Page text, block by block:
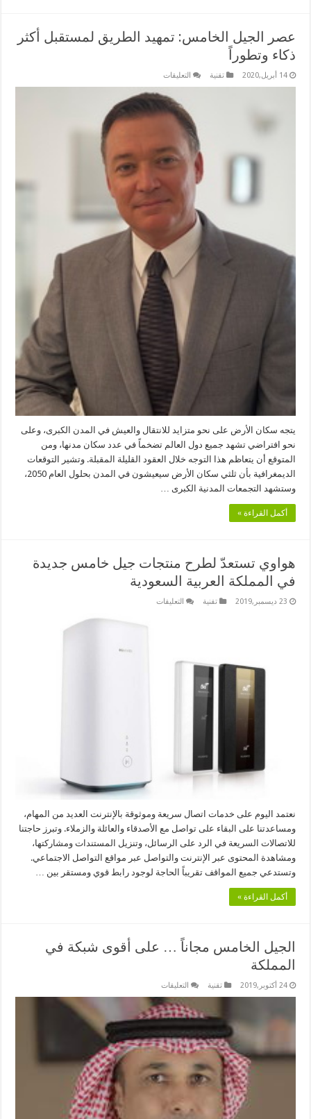
عصر الجيل الخامس: تمهيد الطريق لمستقبل أكثر
ذكاء وتطوراً
14 أبريل,2020 تقنية التعليقاتعلى
الجيل
الخامس:
تمهيد
الطريق
ذكاء
وتطوراً
مغلقة
يتجه سكان الأرض على نحو متزايد للانتقال والعيش في المدن الكبرى، وعلى
نحو افتراضي تشهد جميع دول العالم تضخماً في عدد سكان مدنها، ومن
المتوقع أن يتعاظم هذا التوجه خلال العقود القليلة المقبلة. وتشير التوقعات
الديمغرافية بأن ثلثي سكان الأرض سيعيشون في المدن بحلول العام 2050،
وستشهد التجمعات المدنية الكبرى …
أكمل القراءة »
هواوي تستعدّ لطرح منتجات جيل خامس جديدة
في المملكة العربية السعودية
23 ديسمبر,2019 تقنية التعليقاتعلى
لطرح
نعتمد اليوم على خدمات اتصال سريعة وموثوقة بالإنترنت العديد من المهام،
ومساعدتنا على البقاء على تواصل مع الأصدقاء والعائلة والزملاء. وتبرز حاجتنا
للاتصالات السريعة في الرد على الرسائل، وتنزيل المستندات ومشاركتها،
ومشاهدة المحتوى عبر الإنترنت والتواصل عبر مواقع التواصل الاجتماعي.
وتستدعي جميع المواقف تقريباً الحاجة لوجود رابط قوي ومستقر بين …
أكمل القراءة »
الجيل الخامس مجاناً … على أقوى شبكة في
المملكة
24 أكتوبر,2019 تقنية التعليقاتعلى
الخامس
مجاناً
…
على
أقوى
شبكة
المملكة
مغلقة